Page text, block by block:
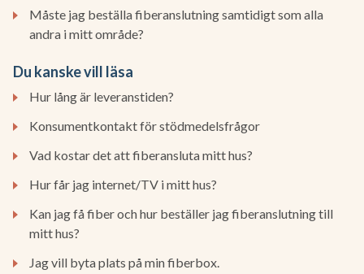
Måste jag beställa fiberanslutning samtidigt som alla
andra i mitt område?
Du kanske vill läsa
Hur lång är leveranstiden?
Konsumentkontakt för stödmedelsfrågor
Vad kostar det att fiberansluta mitt hus?
Hur får jag internet/TV i mitt hus?
Kan jag få fiber och hur beställer jag fiberanslutning till
mitt hus?
Jag vill byta plats på min fiberbox.